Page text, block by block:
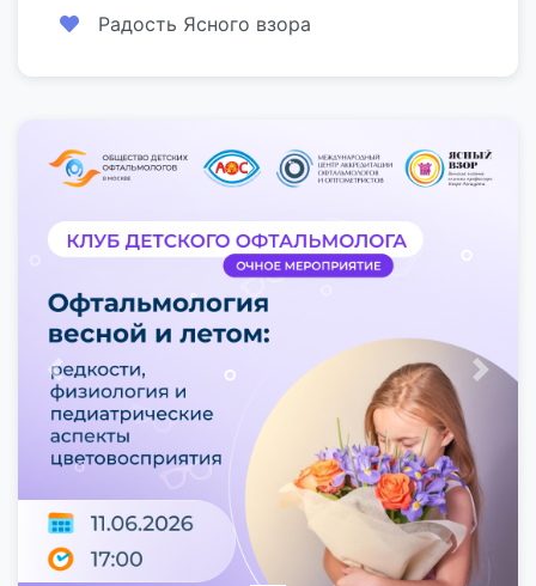
Радость Ясного взора
Предыдущий